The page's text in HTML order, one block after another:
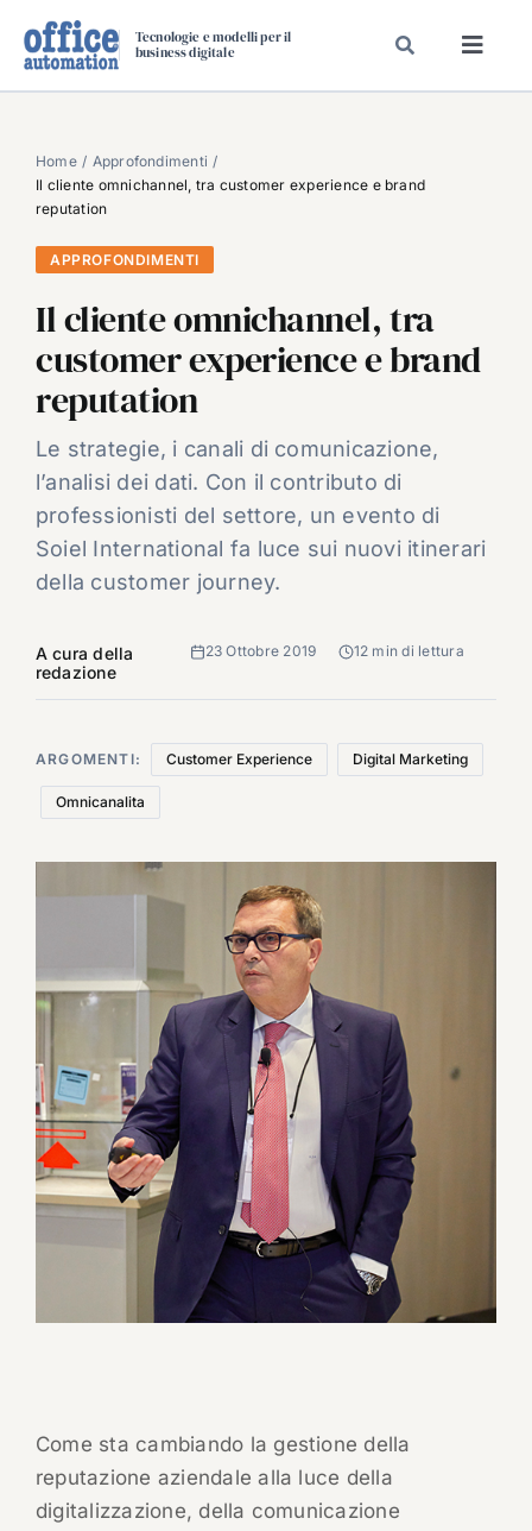
Tecnologie e modelli per il
business digitale
SPECIAL PAPER
TAVOLE ROTONDE DI REDAZIONE
DAL MERCATO
VIDEO
EVENTI
CHI SIAMO
Home
Approfondimenti
Il cliente omnichannel, tra customer experience e brand
reputation
APPROFONDIMENTI
Il cliente omnichannel, tra
customer experience e brand
reputation
Le strategie, i canali di comunicazione,
l’analisi dei dati. Con il contributo di
professionisti del settore, un evento di
Soiel International fa luce sui nuovi itinerari
della customer journey.
A cura della
redazione
23 Ottobre 2019 12 min di lettura
ARGOMENTI: Customer Experience Digital Marketing
Omnicanalita
Come sta cambiando la gestione della
reputazione aziendale alla luce della
digitalizzazione, della comunicazione